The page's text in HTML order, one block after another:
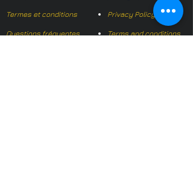
Termes et conditions
Questions fréquentes
Privacy Policy
Terms and conditions